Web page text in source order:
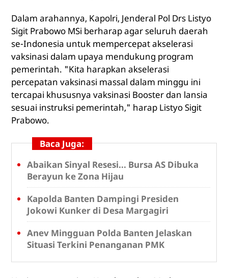
Dalam arahannya, Kapolri, Jenderal Pol Drs Listyo
Sigit Prabowo MSi berharap agar seluruh daerah
se-Indonesia untuk mempercepat akselerasi
vaksinasi dalam upaya mendukung program
pemerintah. "Kita harapkan akselerasi
percepatan vaksinasi massal dalam minggu ini
tercapai khususnya vaksinasi Booster dan lansia
sesuai instruksi pemerintah," harap Listyo Sigit
Prabowo.
Baca Juga:
Abaikan Sinyal Resesi... Bursa AS Dibuka
Berayun ke Zona Hijau
Kapolda Banten Dampingi Presiden
Jokowi Kunker di Desa Margagiri
Anev Mingguan Polda Banten Jelaskan
Situasi Terkini Penanganan PMK